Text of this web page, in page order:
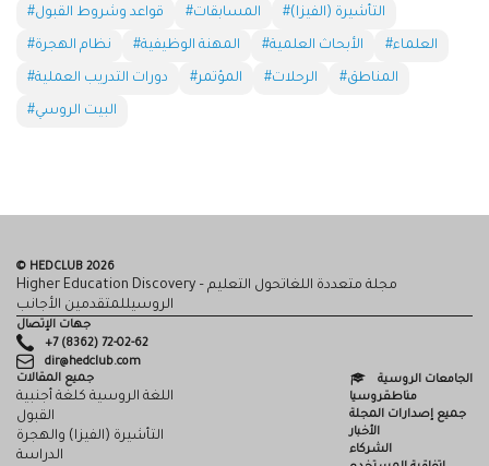
#قواعد وشروط القبول #المسابقات #التأشيرة (الفيزا)
#نظام الهجرة #المهنة الوظيفية #الأبحاث العلمية #العلماء
#دورات التدريب العملية #المؤتمر #الرحلات #المناطق
#البيت الروسي
© HEDCLUB 2026
Higher Education Discovery – مجلة متعددة اللغاتحول التعليم
الروسيللمتقدمين الأجانب
جهات الإتصال
+7 (8362) 72-02-62
dir@hedclub.com
جميع المقالات
اللغة الروسية كلغة أجنبية
القبول
التأشيرة (الفيزا) والهجرة
الدراسة
الجامعات الروسية
مناطقروسيا
جميع إصدارات المجلة
الأخبار
الشركاء